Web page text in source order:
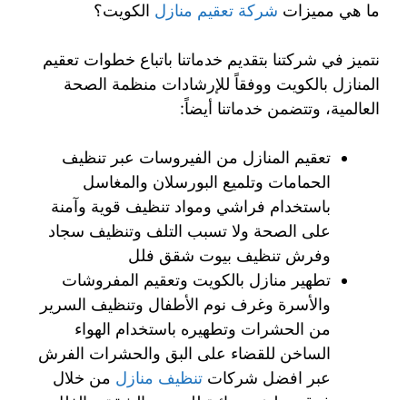
ما هي مميزات شركة تعقيم منازل الكويت؟
نتميز في شركتنا بتقديم خدماتنا باتباع خطوات تعقيم
المنازل بالكويت ووفقاً للإرشادات منظمة الصحة
العالمية، وتتضمن خدماتنا أيضاً:
تعقيم المنازل من الفيروسات عبر تنظيف
الحمامات وتلميع البورسلان والمغاسل
باستخدام فراشي ومواد تنظيف قوية وآمنة
على الصحة ولا تسبب التلف وتنظيف سجاد
وفرش تنظيف بيوت شقق فلل
تطهير منازل بالكويت وتعقيم المفروشات
والأسرة وغرف نوم الأطفال وتنظيف السرير
من الحشرات وتطهيره باستخدام الهواء
الساخن للقضاء على البق والحشرات الفرش
عبر افضل شركات تنظيف منازل من خلال